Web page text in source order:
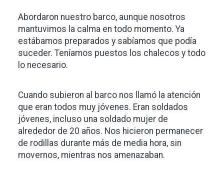
Abordaron nuestro barco, aunque nosotros
mantuvimos la calma en todo momento. Ya
estábamos preparados y sabíamos que podía
suceder. Teníamos puestos los chalecos y todo
lo necesario.
Cuando subieron al barco nos llamó la atención
que eran todos muy jóvenes. Eran soldados
jóvenes, incluso una soldado mujer de
alrededor de 20 años. Nos hicieron permanecer
de rodillas durante más de media hora, sin
movernos, mientras nos amenazaban.